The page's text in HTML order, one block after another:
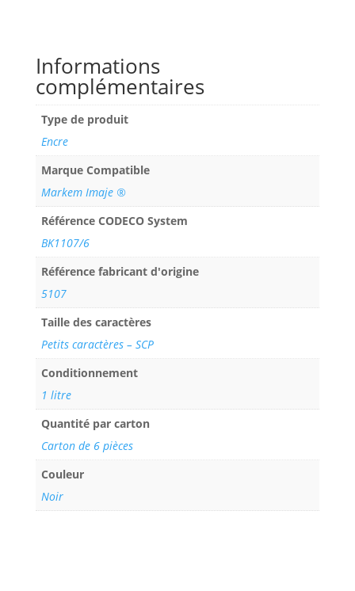
Informations
complémentaires
Type de produit
Encre
Marque Compatible
Markem Imaje ®
Référence CODECO System
BK1107/6
Référence fabricant d'origine
5107
Taille des caractères
Petits caractères – SCP
Conditionnement
1 litre
Quantité par carton
Carton de 6 pièces
Couleur
Noir